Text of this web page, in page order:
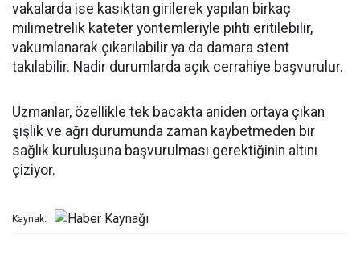
vakalarda ise kasıktan girilerek yapılan birkaç
milimetrelik kateter yöntemleriyle pıhtı eritilebilir,
vakumlanarak çıkarılabilir ya da damara stent
takılabilir. Nadir durumlarda açık cerrahiye başvurulur.
Uzmanlar, özellikle tek bacakta aniden ortaya çıkan
şişlik ve ağrı durumunda zaman kaybetmeden bir
sağlık kuruluşuna başvurulması gerektiğinin altını
çiziyor.
Kaynak: